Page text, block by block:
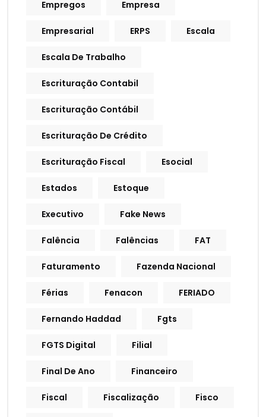
Empregos Empresa
Empresarial ERPS Escala
Escala De Trabalho
Escrituração Contabil
Escrituração Contábil
Escrituração De Crédito
Escrituração Fiscal Esocial
Estados Estoque
Executivo Fake News
Falência Falências FAT
Faturamento Fazenda Nacional
Férias Fenacon FERIADO
Fernando Haddad Fgts
FGTS Digital Filial
Final De Ano Financeiro
Fiscal Fiscalização Fisco